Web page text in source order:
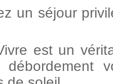
un séjour
est un